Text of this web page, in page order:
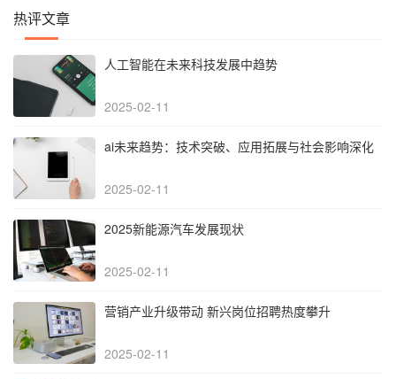
热评文章
人工智能在未来科技发展中趋势
2025-02-11
‌ai未来趋势：技术突破、应用拓展与社会影响深化‌
2025-02-11
2025新能源汽车发展现状
2025-02-11
营销产业升级带动 新兴岗位招聘热度攀升
2025-02-11